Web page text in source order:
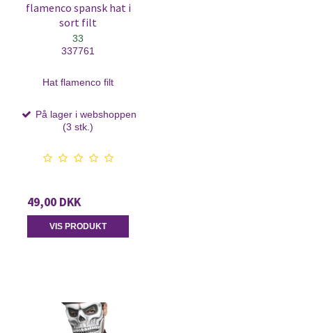
flamenco spansk hat i
sort filt
33
337761
Hat flamenco filt
På lager i webshoppen
(3 stk.)
49,00 DKK
VIS PRODUKT